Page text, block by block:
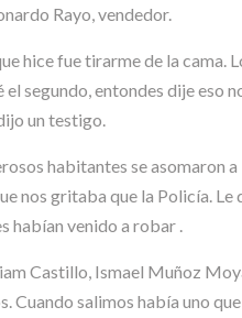
Rayo, vendedor.
hice fue tirarme de la cama.
segundo, entondes dije eso
un testigo.
habitantes se asomaron
nos gritaba que la Policía.
habían venido a robar .
Castillo, Ismael Muñoz
Cuando salimos había uno